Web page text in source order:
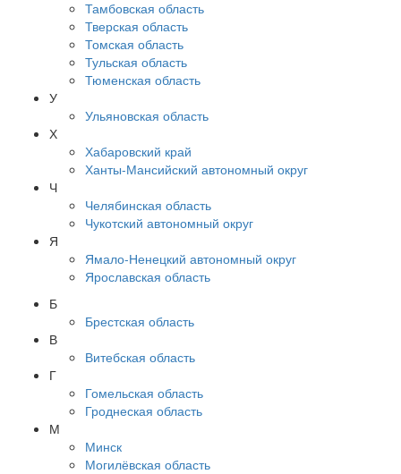
Тамбовская область
Тверская область
Томская область
Тульская область
Тюменская область
У
Ульяновская область
Х
Хабаровский край
Ханты-Мансийский автономный округ
Ч
Челябинская область
Чукотский автономный округ
Я
Ямало-Ненецкий автономный округ
Ярославская область
Б
Брестская область
В
Витебская область
Г
Гомельская область
Гроднеская область
М
Минск
Могилёвская область